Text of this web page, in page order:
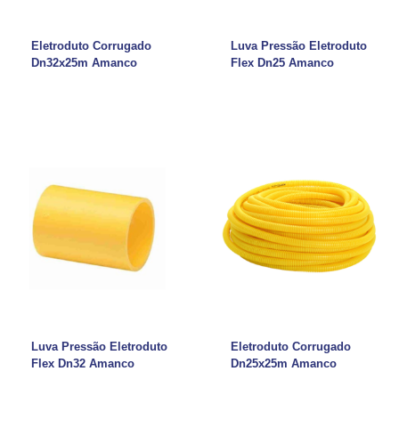
Eletroduto Corrugado
Dn32x25m Amanco
Luva Pressão Eletroduto
Flex Dn25 Amanco
Luva Pressão Eletroduto
Flex Dn32 Amanco
Eletroduto Corrugado
Dn25x25m Amanco